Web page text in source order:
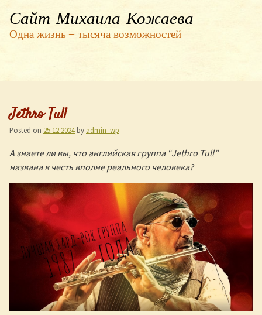
Сайт Михаила Кожаева
Одна жизнь — тысяча возможностей
Jethro Tull
Posted on 25.12.2024 by admin_wp
А знаете ли вы, что английская группа “Jethro Tull”
названа в честь вполне реального человека?